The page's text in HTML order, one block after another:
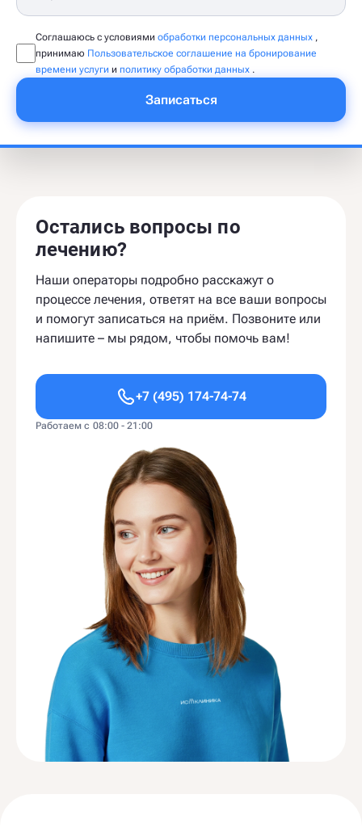
Соглашаюсь с условиями обработки персональных данных ,
принимаю Пользовательское соглашение на бронирование
времени услуги и политику обработки данных .
Записаться
Остались вопросы по
лечению?
Наши операторы подробно расскажут о
процессе лечения, ответят на все ваши вопросы
и помогут записаться на приём. Позвоните или
напишите – мы рядом, чтобы помочь вам!
+7 (495) 174-74-74
Работаем с 08:00 - 21:00